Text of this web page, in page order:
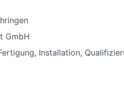
GmbH
Installation,